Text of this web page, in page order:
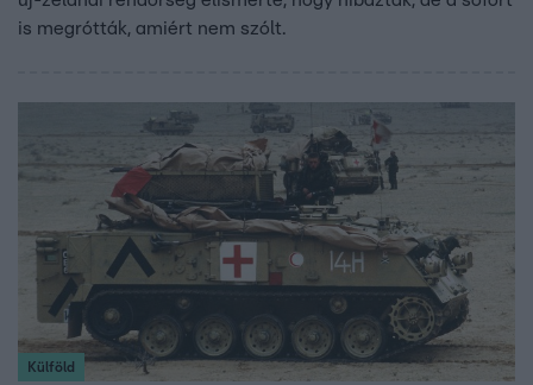
is megrótták, amiért nem szólt.
Külföld